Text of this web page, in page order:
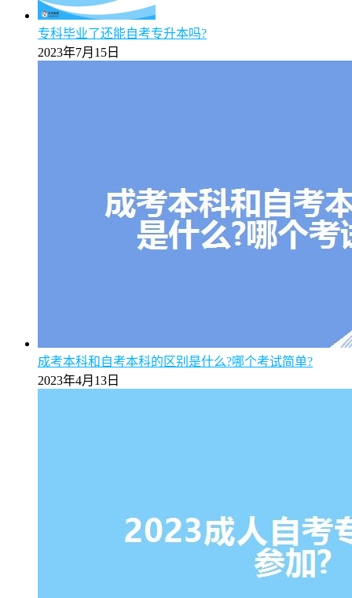
专科毕业了还能自考专升本吗?
2023年7月15日
成考本科和自考本科的区别是什么?哪个考试简单?
2023年4月13日